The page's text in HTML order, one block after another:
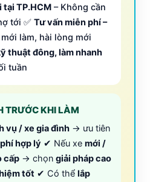
tại TP.HCM – Không cần
tới ✅ Tư vấn miễn phí –
mới làm, hài lòng mới
thuật đông, làm nhanh
tuần
TRƯỚC KHI LÀM
vụ / xe gia đình → ưu tiên
hợp lý ✔ Nếu xe mới /
cấp → chọn giải pháp cao
tốt ✔ Có thể lắp